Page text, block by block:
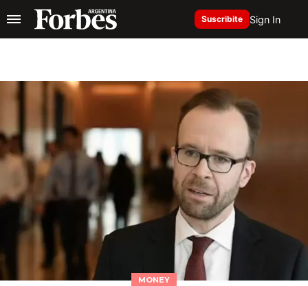
Suscribite Sign In
MONEY